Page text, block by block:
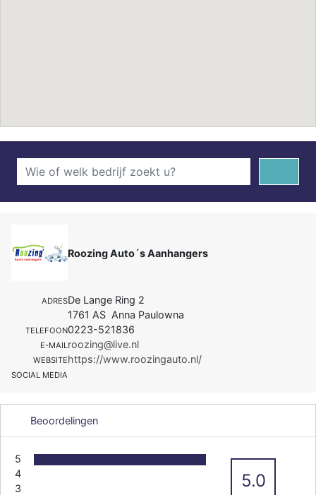
Roozing Auto´s Aanhangers
ADRESDe Lange Ring 2
1761 AS Anna Paulowna
TELEFOON0223-521836
E-MAILroozing@live.nl
WEBSITEhttps://www.roozingauto.nl/
SOCIAL MEDIA
Beoordelingen
5
4
3
5.0